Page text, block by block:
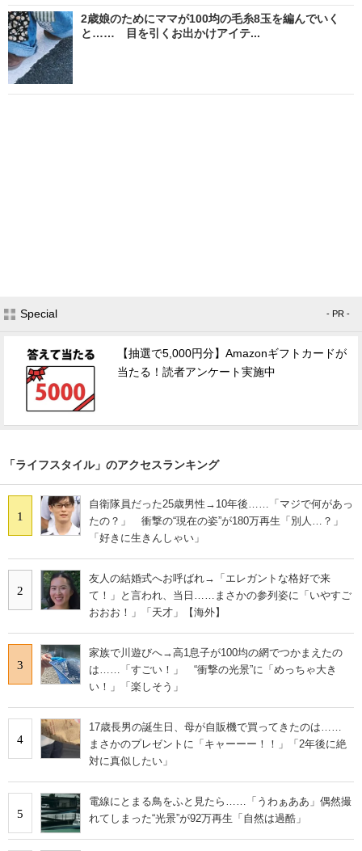
2歳娘のためにママが100均の毛糸8玉を編んでいく
と…… 目を引くお出かけアイテ...
Special - PR -
【抽選で5,000円分】Amazonギフトカードが
当たる！読者アンケート実施中
「ライフスタイル」のアクセスランキング
1
自衛隊員だった25歳男性→10年後……「マジで何があっ
たの？」 衝撃の“現在の姿”が180万再生「別人…？」
「好きに生きんしゃい」
2
友人の結婚式へお呼ばれ→「エレガントな格好で来
て！」と言われ、当日……まさかの参列姿に「いやすご
おおお！」「天才」【海外】
3
家族で川遊びへ→高1息子が100均の網でつかまえたの
は……「すごい！」 “衝撃の光景”に「めっちゃ大き
い！」「楽しそう」
4
17歳長男の誕生日、母が自販機で買ってきたのは……
まさかのプレゼントに「キャーーー！！」「2年後に絶
対に真似したい」
5
電線にとまる鳥をふと見たら……「うわぁああ」偶然撮
れてしまった“光景”が92万再生「自然は過酷」